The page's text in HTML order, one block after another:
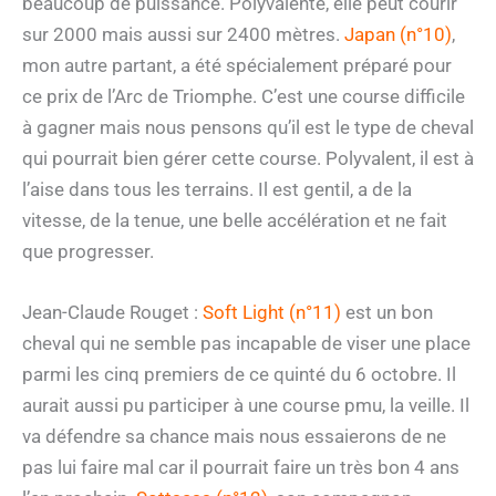
sur 2000 mais aussi sur 2400 mètres. Japan (n°10),
mon autre partant, a été spécialement préparé pour
ce prix de l’Arc de Triomphe. C’est une course difficile
à gagner mais nous pensons qu’il est le type de cheval
qui pourrait bien gérer cette course. Polyvalent, il est à
l’aise dans tous les terrains. Il est gentil, a de la
vitesse, de la tenue, une belle accélération et ne fait
que progresser.
Jean-Claude Rouget : Soft Light (n°11) est un bon
cheval qui ne semble pas incapable de viser une place
parmi les cinq premiers de ce quinté du 6 octobre. Il
aurait aussi pu participer à une course pmu, la veille. Il
va défendre sa chance mais nous essaierons de ne
pas lui faire mal car il pourrait faire un très bon 4 ans